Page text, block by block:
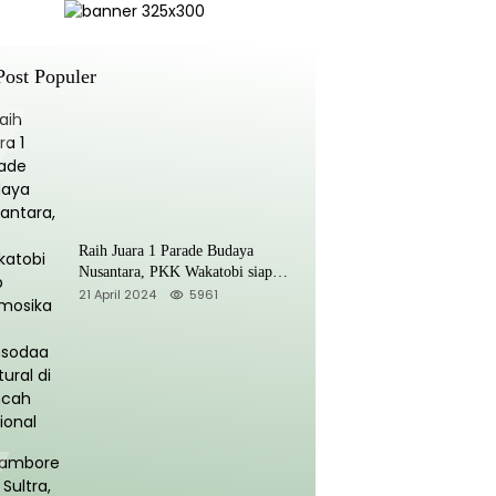
Populer
Raih Juara 1 Parade Budaya
Nusantara, PKK Wakatobi siap
Promosikan Kansodaa Cultural di
21 April 2024 5961